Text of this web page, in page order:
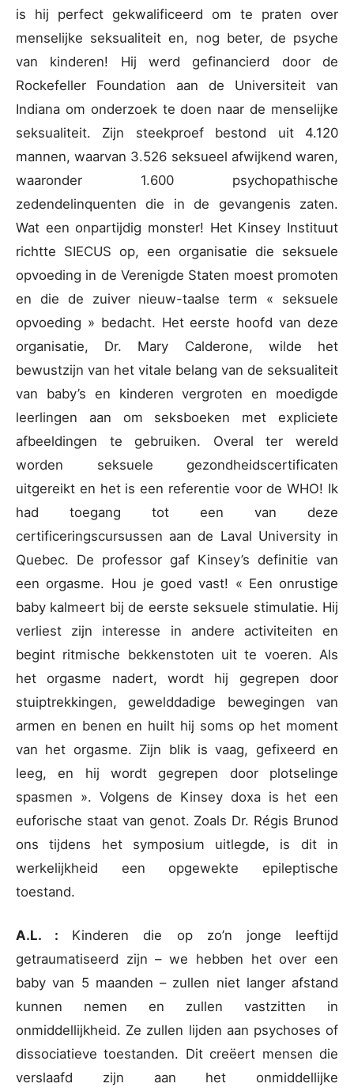
is hij perfect gekwalificeerd om te praten over
menselijke seksualiteit en, nog beter, de psyche
van kinderen! Hij werd gefinancierd door de
Rockefeller Foundation aan de Universiteit van
Indiana om onderzoek te doen naar de menselijke
seksualiteit. Zijn steekproef bestond uit 4.120
mannen, waarvan 3.526 seksueel afwijkend waren,
waaronder 1.600 psychopathische
zedendelinquenten die in de gevangenis zaten.
Wat een onpartijdig monster! Het Kinsey Instituut
richtte SIECUS op, een organisatie die seksuele
opvoeding in de Verenigde Staten moest promoten
en die de zuiver nieuw-taalse term « seksuele
opvoeding » bedacht. Het eerste hoofd van deze
organisatie, Dr. Mary Calderone, wilde het
bewustzijn van het vitale belang van de seksualiteit
van baby’s en kinderen vergroten en moedigde
leerlingen aan om seksboeken met expliciete
afbeeldingen te gebruiken. Overal ter wereld
worden seksuele gezondheidscertificaten
uitgereikt en het is een referentie voor de WHO! Ik
had toegang tot een van deze
certificeringscursussen aan de Laval University in
Quebec. De professor gaf Kinsey’s definitie van
een orgasme. Hou je goed vast! « Een onrustige
baby kalmeert bij de eerste seksuele stimulatie. Hij
verliest zijn interesse in andere activiteiten en
begint ritmische bekkenstoten uit te voeren. Als
het orgasme nadert, wordt hij gegrepen door
stuiptrekkingen, gewelddadige bewegingen van
armen en benen en huilt hij soms op het moment
van het orgasme. Zijn blik is vaag, gefixeerd en
leeg, en hij wordt gegrepen door plotselinge
spasmen ». Volgens de Kinsey doxa is het een
euforische staat van genot. Zoals Dr. Régis Brunod
ons tijdens het symposium uitlegde, is dit in
werkelijkheid een opgewekte epileptische
toestand.
A.L. : Kinderen die op zo’n jonge leeftijd
getraumatiseerd zijn – we hebben het over een
baby van 5 maanden – zullen niet langer afstand
kunnen nemen en zullen vastzitten in
onmiddellijkheid. Ze zullen lijden aan psychoses of
dissociatieve toestanden. Dit creëert mensen die
verslaafd zijn aan het onmiddellijke